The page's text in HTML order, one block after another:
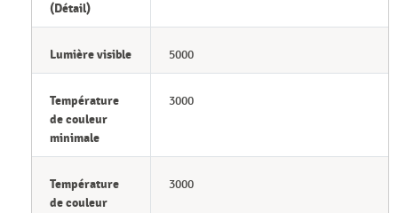
(Détail)
Lumière visible 5000
Température
de couleur
minimale
3000
Température
de couleur
3000